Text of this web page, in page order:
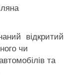
відкритий
чи
та